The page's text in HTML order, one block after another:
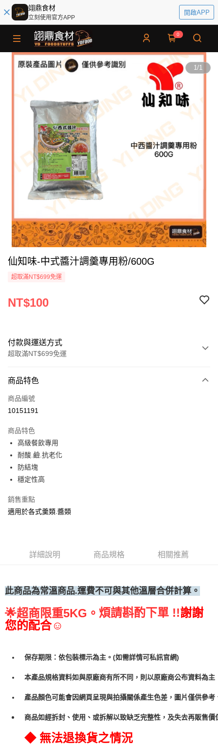
翊鼎食材
立刻使用官方APP
開啟APP
0
1/1
仙知味-中式醬汁調羹專用粉/600G
超取滿NT$699免運
NT$100
付款與運送方式
超取滿NT$699免運
信用卡一次付款
Apple Pay
運送方式
• 付款後全家取貨
每筆NT$60，滿NT$699(含以上)免運費
• 付款後7-11取貨
(請點開選項勾選)
商品特色
商品編號
10151191
商品特色
高級餐飲專用
耐酸.鹼.抗老化
防結塊
穩定性高
銷售重點
適用於各式羹類.醬類
詳細說明 商品規格 相關推薦
此商品為常溫商品.運費不可與其他溫層合併計算。
🌟超商限重5KG。 煩請斟酌下單 !!謝謝
您的配合☺
保存期限：依包裝標示為主。(如需詳情可私訊官網)
本產品規格資料如與原廠商有所不同，則以原廠商公布資料為主
產品顏色可能會因網頁呈現與拍攝關係產生色差，圖片僅供參
商品如經拆封、使用、或拆解以致缺乏完整性，及失去再販售
◆ 無法退換貨之情況